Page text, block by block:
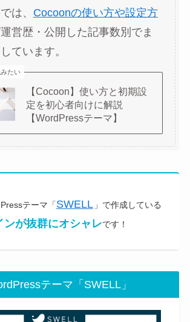
は、 Cocoonの使い方や設定方
営歴・公開した記事数別でま
ています。
たい
【Cocoon】使い方と初期設
定を初心者向けに解説
【WordPressテーマ】
テーマ「SWELL 」で作成している
ンが抜群にオシャレです！
テーマ「SWELL」